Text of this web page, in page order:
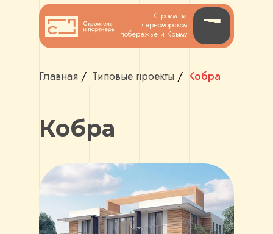
Строим на
черноморском
побережье и Крыму
Главная / Типовые проекты / Кобра
Кобра